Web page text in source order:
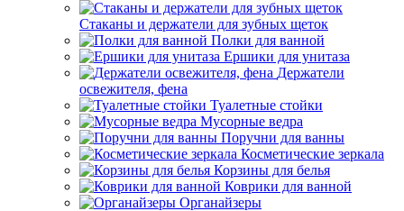
Стаканы и держатели для зубных щеток
Полки для ванной
Ершики для унитаза
Держатели
освежителя, фена
Туалетные стойки
Мусорные ведра
Поручни для ванны
Косметические зеркала
Корзины для белья
Коврики для ванной
Органайзеры